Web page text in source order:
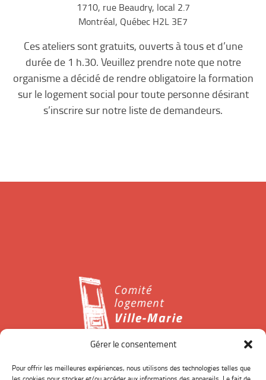
Gérer le consentement
Pour offrir les meilleures expériences, nous utilisons des technologies telles que
1710, rue Beaudry, local 2.7
Montréal, Québec H2L 3E7
Ces ateliers sont gratuits, ouverts à tous et d’une
durée de 1 h.30. Veuillez prendre note que notre
organisme a décidé de rendre obligatoire la formation
sur le logement social pour toute personne désirant
s’inscrire sur notre liste de demandeurs.
Le Comité logement Ville-Marie est un organisme à but